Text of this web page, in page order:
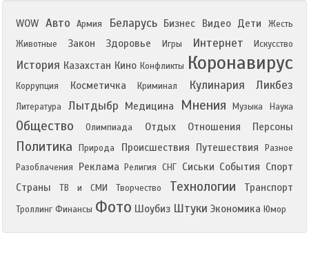
WOW Авто Армия Беларусь Бизнес Видео Дети
Жесть
Животные
Закон Здоровье Игры Интернет Искусство
История Казахстан Кино Конфликты Коронавирус
Коррупция Косметичка Криминал Кулинария Ликбез
Литература Лытдыбр Медицина Мнения Музыка Наука
Общество Олимпиада Отдых Отношения Персоны
Политика Природа Происшествия Путешествия
Разное
Разоблачения
Реклама Религия СНГ Сиськи События Спорт
Страны
ТВ и СМИ Творчество Технологии Транспорт
Троллинг Финансы Фото Шоубиз Штуки Экономика Юмор